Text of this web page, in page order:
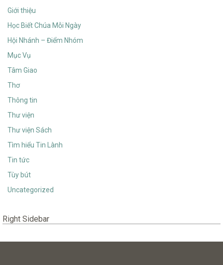
Giới thiệu
Học Biết Chúa Mỗi Ngày
Hội Nhánh – Điểm Nhóm
Mục Vụ
Tâm Giao
Thơ
Thông tin
Thư viện
Thư viện Sách
Tìm hiểu Tin Lành
Tin tức
Tùy bút
Uncategorized
Right Sidebar